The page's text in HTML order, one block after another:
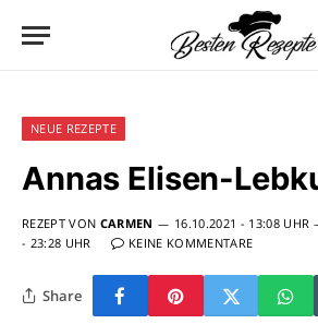
NEUE REZEPTE
Annas Elisen-
REZEPT VON CARMEN 16.10.2021 - 13:08 UHR
- 23:28 UHR
KEINE KOMMENTARE
Share